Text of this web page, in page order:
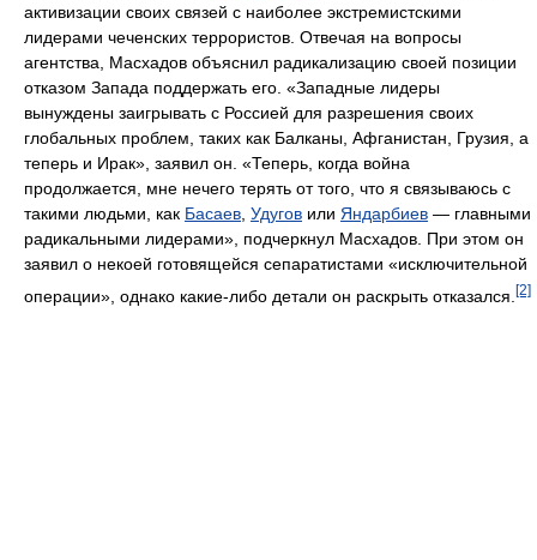
активизации своих связей с наиболее экстремистскими
лидерами чеченских террористов. Отвечая на вопросы
агентства, Масхадов объяснил радикализацию своей позиции
отказом Запада поддержать его. «Западные лидеры
вынуждены заигрывать с Россией для разрешения своих
глобальных проблем, таких как Балканы, Афганистан, Грузия, а
теперь и Ирак», заявил он. «Теперь, когда война
продолжается, мне нечего терять от того, что я связываюсь с
такими людьми, как Басаев Удугов или Яндарбиев — главными
радикальными лидерами», подчеркнул Масхадов. При этом он
заявил о некоей готовящейся сепаратистами «исключительной
операции», однако какие-либо детали он раскрыть отказался. [2]